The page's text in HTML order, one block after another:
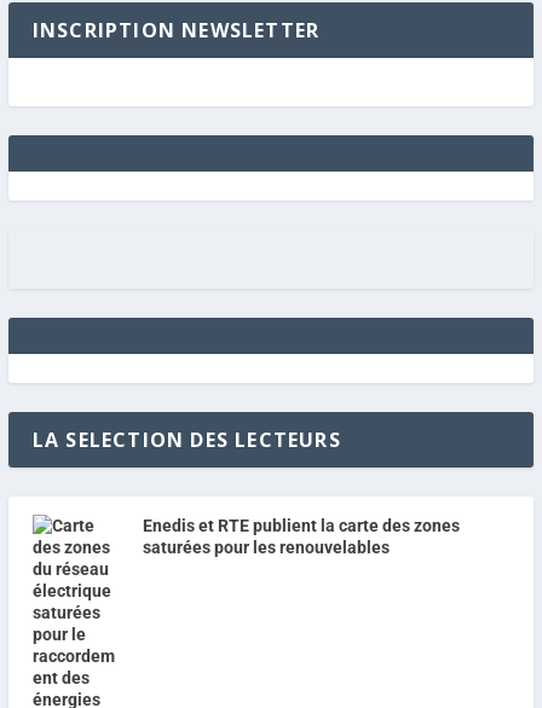
INSCRIPTION NEWSLETTER
LA SELECTION DES LECTEURS
Enedis et RTE publient la carte des zones
saturées pour les renouvelables